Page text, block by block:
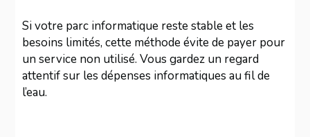
Si votre parc informatique reste stable et les
besoins limités, cette méthode évite de payer pour
un service non utilisé. Vous gardez un regard
attentif sur les dépenses informatiques au fil de
l’eau.